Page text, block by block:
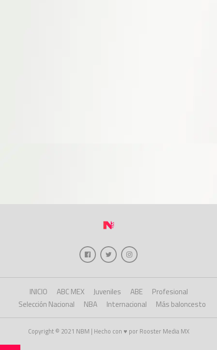
INICIO ABC MEX Juveniles ABE
Profesional
Selección Nacional
NBA Internacional Más baloncesto
Copyright © 2021 NBM | Hecho con ♥ por Rooster Media MX